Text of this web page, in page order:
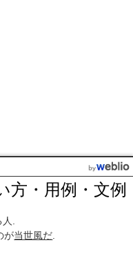
方・用例・文例
.
が当世風だ